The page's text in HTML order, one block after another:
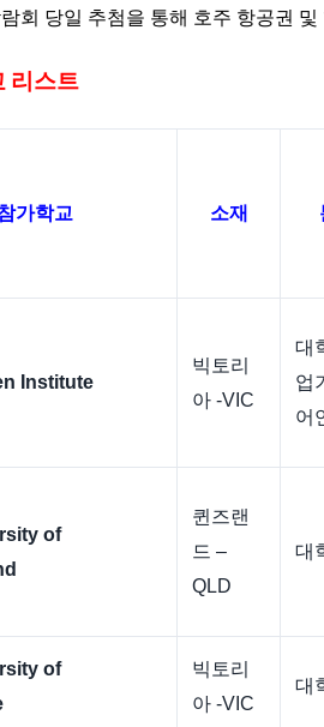
회 당일 추첨을 통해 호주 항공권
리스트
가학교 소재
Institute
빅토리
아 -VIC
대
업
어
of
퀸즈랜
드 –
QLD
대
of
빅토리
아 -VIC
대